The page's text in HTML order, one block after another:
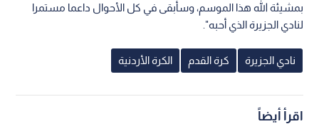
بمشيئة الله هذا الموسم، وسأبقى في كل الأحوال داعما مستمرا
لنادي الجزيرة الذي أحبه".
نادي الجزيرة كرة القدم الكرة الأردنية
اقرأ أيضاً